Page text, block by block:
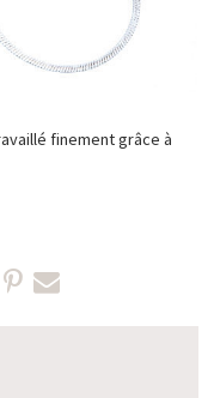
finement grâce à